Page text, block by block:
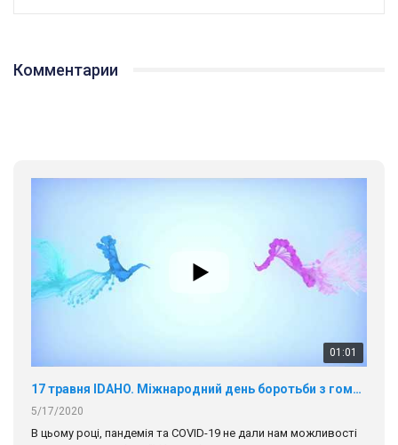
Комментарии
01:01
17 травня IDAHO. Міжнародний день боротьби з гомофобією трансфобією і біфобія.
5/17/2020
В цьому році, пандемія та COVІD-19 не дали нам можливості